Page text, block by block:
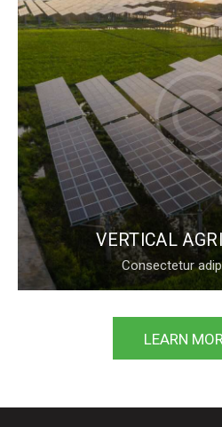
VERTICAL
Consectetur
LEARN